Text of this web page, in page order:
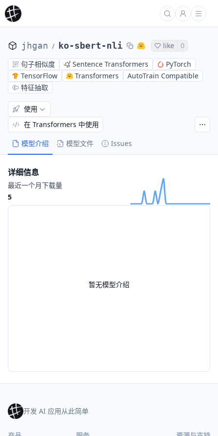
jhgan / ko-sbert-nli like
0
句子相似度
Sentence Transformers
PyTorch
TensorFlow
Transformers
AutoTrain Compatible
特征抽取
模型介绍 模型文件 Issues
使用
在 Transformers 中使用
暂无模型介绍
详细信息
最近一个月下载量
5
开发 AI 应用从此简单